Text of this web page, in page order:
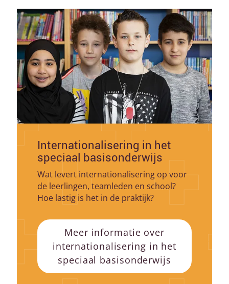
Internationalisering in het
speciaal basisonderwijs
Wat levert internationalisering op voor
de leerlingen, teamleden en school?
Hoe lastig is het in de praktijk?
Meer informatie over
internationalisering in het
speciaal basisonderwijs